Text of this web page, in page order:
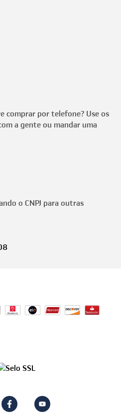
comprar por telefone? Use os
a gente ou mandar uma
o CNPJ para outras